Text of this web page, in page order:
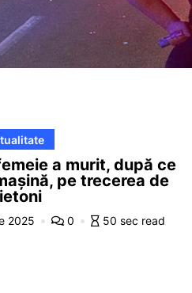
a murit, după ce
pe trecerea de
2025 0 50 sec read